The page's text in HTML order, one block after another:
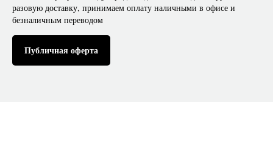
разовую доставку, принимаем оплату наличными в офисе и
безналичным переводом
Публичная оферта